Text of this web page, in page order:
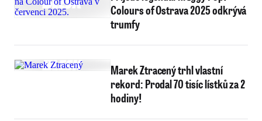
Colours of Ostrava 2025 odkrývá
trumfy
Marek Ztracený trhl vlastní
rekord: Prodal 70 tisíc lístků za 2
hodiny!